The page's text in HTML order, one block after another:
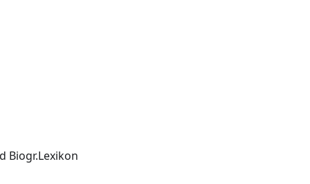
Biogr.Lexikon